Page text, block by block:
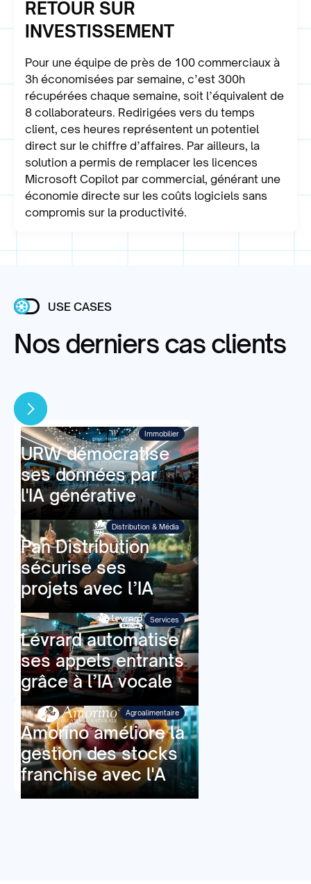
RETOUR SUR
INVESTISSEMENT
Pour une équipe de près de 100 commerciaux à
3h économisées par semaine, c’est 300h
récupérées chaque semaine, soit l’équivalent de
8 collaborateurs. Redirigées vers du temps
client, ces heures représentent un potentiel
direct sur le chiffre d’affaires. Par ailleurs, la
solution a permis de remplacer les licences
Microsoft Copilot par commercial, générant une
économie directe sur les coûts logiciels sans
compromis sur la productivité.
USE CASES
Nos derniers cas clients
Immobilier
URW démocratise
ses données par
l'IA générative
Distribution & Média
Pan Distribution
sécurise ses
projets avec l’IA
Services
Lévrard automatise
ses appels entrants
grâce à l’IA vocale
Agroalimentaire
Amorino améliore la
gestion des stocks
franchise avec l'A